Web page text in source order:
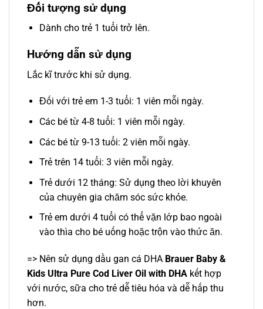
Đối tượng sử dụng
Dành cho trẻ 1 tuổi trở lên.
Hướng dẫn sử dụng
Lắc kĩ trước khi sử dụng.
Đối với trẻ em 1-3 tuổi: 1 viên mỗi ngày.
Các bé từ 4-8 tuổi: 1 viên mỗi ngày.
Các bé từ 9-13 tuổi: 2 viên mỗi ngày.
Trẻ trên 14 tuổi: 3 viên mỗi ngày.
Trẻ dưới 12 tháng: Sử dụng theo lời khuyên
của chuyên gia chăm sóc sức khỏe.
Trẻ em dưới 4 tuổi có thể vặn lớp bao ngoài
vào thìa cho bé uống hoặc trộn vào thức ăn.
=> Nên sử dụng dầu gan cá DHA Brauer Baby &
Kids Ultra Pure Cod Liver Oil with DHA kết hợp
với nước, sữa cho trẻ dễ tiêu hóa và dễ hấp thu
hơn.